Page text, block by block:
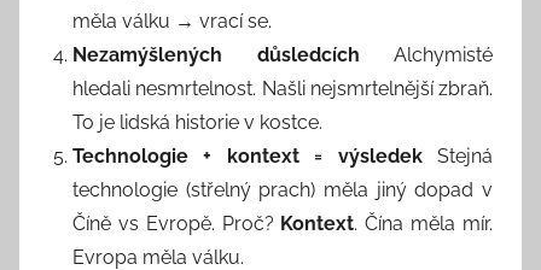
měla válku → vrací se.
Nezamýšlených důsledcích Alchymisté
hledali nesmrtelnost. Našli nejsmrtelnější zbraň.
To je lidská historie v kostce.
Technologie + kontext = výsledekStejná
technologie (střelný prach) měla jiný dopad v
Číně vs Evropě. Proč? Kontext. Čína měla mír.
Evropa měla válku.